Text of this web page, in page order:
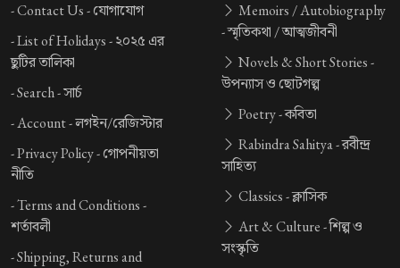
-Contact Us -যোগাযোগ
-List of Holidays -২০২৫ এর
ছুটির তালিকা
-Search -সার্চ
-Account -লগইন/রেজিস্টার
-Privacy Policy -গোপনীয়তা
নীতি
-Terms and Conditions -
শর্তাবলী
-Shipping, Returns and
Memoirs / Autobiography
-স্মৃতিকথা / আত্মজীবনী
Novels & Short Stories -
উপন্যাস ও ছোটগল্প
Poetry -কবিতা
Rabindra Sahitya -রবীন্দ্র
সাহিত্য
Classics -ক্লাসিক
Art & Culture -শিল্প ও
সংস্কৃতি